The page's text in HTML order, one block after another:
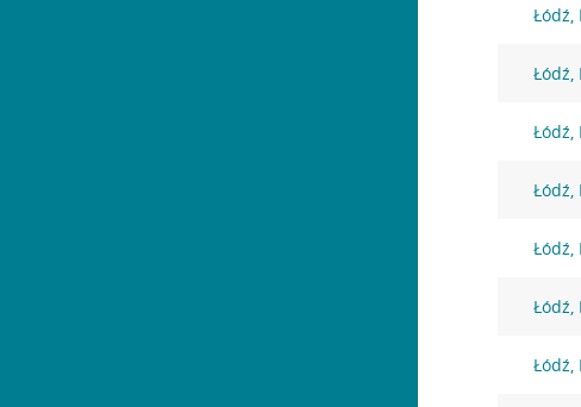
Łódź,
Łódź,
Łódź,
Łódź,
Łódź,
Łódź,
Łódź,